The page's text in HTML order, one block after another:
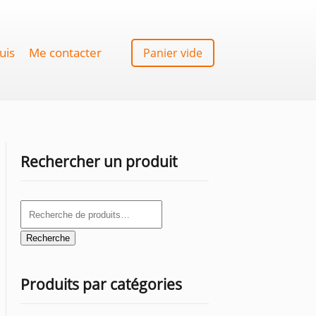
Panier vide
Me contacter
Rechercher un produit
Recherche
pour :
Recherche
Produits par catégories